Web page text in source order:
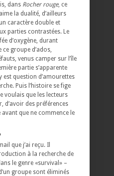
dans Rocher rouge, ce
la dualité, d’ailleurs
caractère double et
parties contrastées. Le
d’oxygène, durant
ce groupe d’ados,
venus camper sur l’île
partie s’apparente
est question d’amourettes
Puis l’histoire se fige
voulais que les lecteurs
d’avoir des préférences
que ne commence le
que j’ai reçu. Il
à la recherche de
le genre «survival» –
groupe sont éliminés